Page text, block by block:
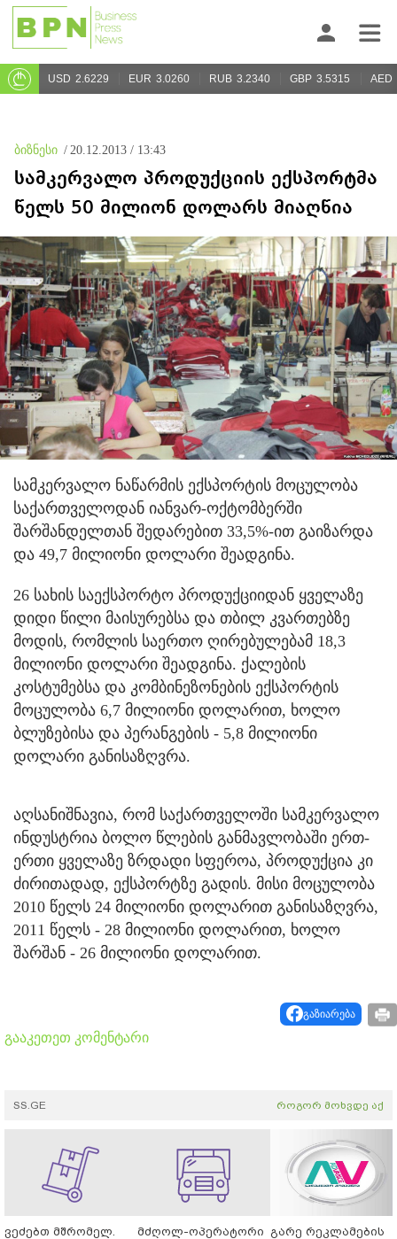
USD 2.6229 EUR 3.0260 RUB 3.2340 GBP 3.5315 AED
ბიზნესი / 20.12.2013 / 13:43
სამკერვალო პროდუქციის ექსპორტმა
წელს 50 მილიონ დოლარს მიაღწია
სამკერვალო ნაწარმის ექსპორტის მოცულობა
საქართველოდან იანვარ-ოქტომბერში
შარშანდელთან შედარებით 33,5%-ით გაიზარდა
და 49,7 მილიონი დოლარი შეადგინა.
26 სახის საექსპორტო პროდუქციიდან ყველაზე
დიდი წილი მაისურებსა და თბილ კვართებზე
მოდის, რომლის საერთო ღირებულებამ 18,3
მილიონი დოლარი შეადგინა. ქალების
კოსტუმებსა და კომბინეზონების ექსპორტის
მოცულობა 6,7 მილიონი დოლარით, ხოლო
ბლუზებისა და პერანგების - 5,8 მილიონი
დოლარი განისაზღვრა.
აღსანიშნავია, რომ საქართველოში სამკერვალო
ინდუსტრია ბოლო წლების განმავლობაში ერთ-
ერთი ყველაზე ზრდადი სფეროა, პროდუქცია კი
ძირითადად, ექსპორტზე გადის. მისი მოცულობა
2010 წელს 24 მილიონი დოლარით განისაზღვრა,
2011 წელს - 28 მილიონი დოლარით, ხოლო
შარშან - 26 მილიონი დოლარით.
გაზიარება
გააკეთეთ კომენტარი
SS.GE როგორ მოხვდე აქ
ვეძებთ მშრომელ.
მძღოლ-ოპერატორი გარე რეკლამების